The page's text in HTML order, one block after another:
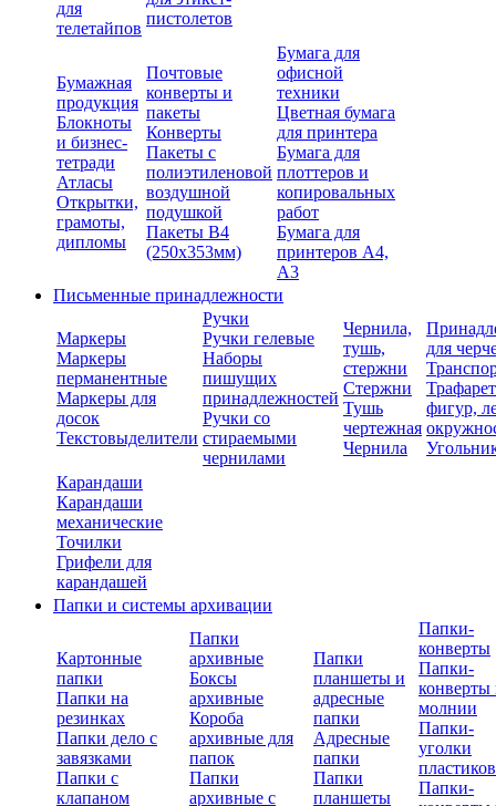
для
телетайпов
пистолетов
Бумажная
продукция
Блокноты
и бизнес-
тетради
Атласы
Открытки,
грамоты,
дипломы
Почтовые
конверты и
пакеты
Конверты
Пакеты с
полиэтиленовой
воздушной
подушкой
Пакеты В4
(250х353мм)
Бумага для
офисной
техники
Цветная бумага
для принтера
Бумага для
плоттеров и
копировальных
работ
Бумага для
принтеров А4,
А3
Письменные принадлежности
Маркеры
Маркеры
перманентные
Маркеры для
досок
Текстовыделители
Ручки
Ручки гелевые
Наборы
пишущих
принадлежностей
Ручки со
стираемыми
чернилами
Чернила,
тушь,
стержни
Стержни
Тушь
чертежная
Чернила
для
фигур,
Карандаши
Карандаши
механические
Точилки
Грифели для
карандашей
Папки и системы архивации
Картонные
папки
Папки на
резинках
Папки дело с
завязками
Папки с
клапаном
Папки
архивные
Боксы
архивные
Короба
архивные для
папок
Папки
архивные с
Папки
планшеты и
адресные
папки
Адресные
папки
Папки
планшеты
Папки-
конверты
Папки-
конверты
молнии
Папки-
уголки
Папки-